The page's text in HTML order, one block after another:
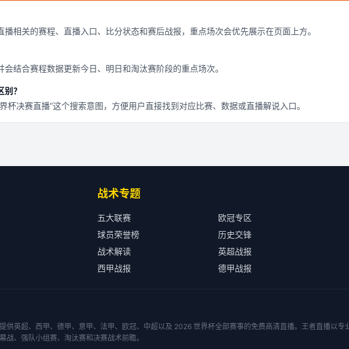
相关的赛程、直播入口、比分状态和赛后战报，重点场次会优先展示在页面上方。
结合赛程数据更新今日、明日和淘汰赛阶段的重点场次。
？
杯决赛直播”这个搜索意图，方便用户直接找到对应比赛、数据或直播解说入口。
战术专题
五大联赛
欧冠专区
球员荣誉榜
历史交锋
战术解读
英超战报
西甲战报
德甲战报
供英超、西甲、德甲、意甲、法甲、欧冠、中超以及 2026 世界杯全部赛事的免费高清直播。王者直播以
、强队小组赛、淘汰赛和决赛战术前瞻。